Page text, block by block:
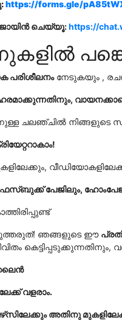
https://forms.gle/
ജോയിൻ ചെയ്യൂ:https://
പരിശീലനംനേടുകയും ,
ചലഞ്ചിൽ നിങ്ങളുടെ
പേജിലും,
ഞങ്ങളുടെ ഈ
കെട്ടിപ്പടുക്കുന്നതിനും,
വളരാം.
അതിനു